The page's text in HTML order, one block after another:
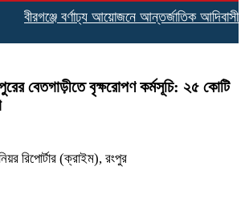
বীরগঞ্জে বর্ণাঢ্য আয়োজনে আন্তর্জাতিক আদিবাসী
বেতগাড়ীতে বৃক্ষরোপণ কর্মসূচি: ২৫ কোটি
রিপোর্টার (ক্রাইম), রংপুর